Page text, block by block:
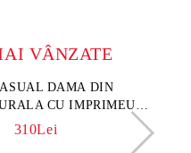
VÂNZATE
DAMA DIN
CU IMPRIMEU
LUNA
310Lei